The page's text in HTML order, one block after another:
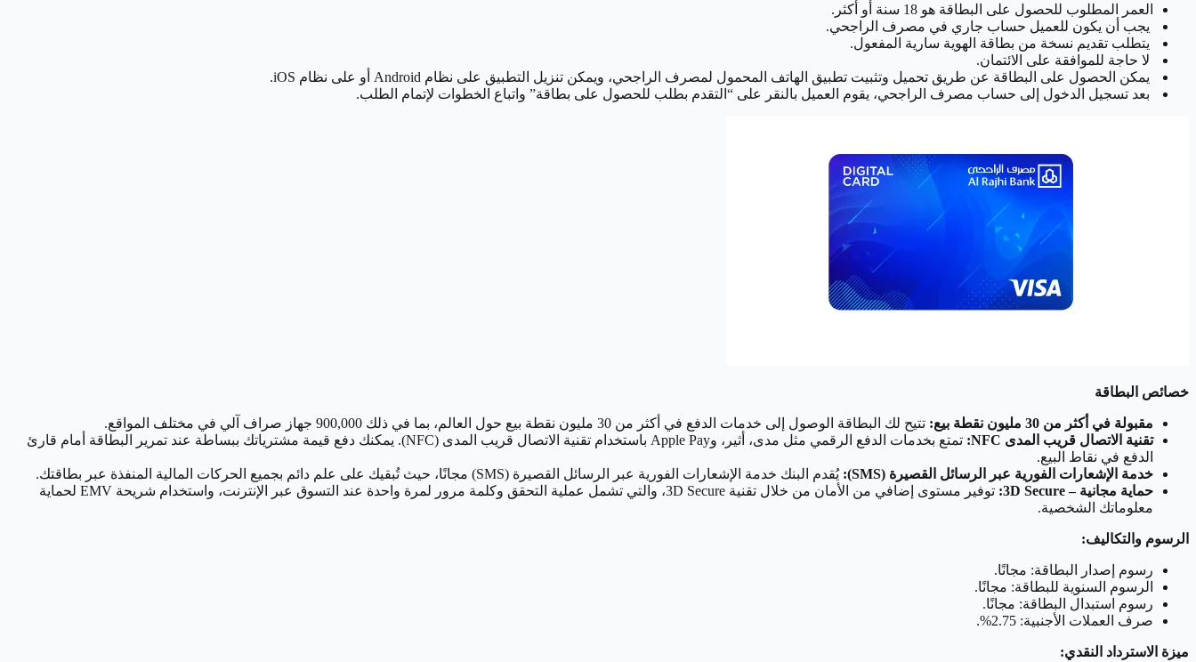
العمر المطلوب للحصول على البطاقة هو 18 سنة أو أكثر.
يجب أن يكون للعميل حساب جاري في مصرف الراجحي.
يتطلب تقديم نسخة من بطاقة الهوية سارية المفعول.
لا حاجة للموافقة على الائتمان.
يمكن الحصول على البطاقة عن طريق تحميل وتثبيت تطبيق الهاتف المحمول لمصرف الراجحي، ويمكن تنزيل التطبيق على نظام Android أو على نظام iOS.
بعد تسجيل الدخول إلى حساب مصرف الراجحي، يقوم العميل بالنقر على “التقدم بطلب للحصول على بطاقة” واتباع الخطوات لإتمام الطلب.
خصائص البطاقة
مقبولة في أكثر من 30 مليون نقطة بيع:
تتيح لك البطاقة الوصول إلى خدمات الدفع في أكثر من 30 مليون نقطة بيع حول العالم، بما في ذلك 900,000 جهاز صراف آلي في مختلف المواقع.
تقنية الاتصال قريب المدى NFC:
تمتع بخدمات الدفع الرقمي مثل مدى، أثير، وApple Pay باستخدام تقنية الاتصال قريب المدى (NFC). يمكنك دفع قيمة مشترياتك ببساطة عند تمرير البطاقة أمام قارئ
الدفع في نقاط البيع.
خدمة الإشعارات الفورية عبر الرسائل القصيرة (SMS):
يُقدم البنك خدمة الإشعارات الفورية عبر الرسائل القصيرة (SMS) مجانًا، حيث تُبقيك على علم دائم بجميع الحركات المالية المنفذة عبر بطاقتك.
حماية مجانية – 3D Secure:
توفير مستوى إضافي من الأمان من خلال تقنية 3D Secure، والتي تشمل عملية التحقق وكلمة مرور لمرة واحدة عند التسوق عبر الإنترنت، واستخدام شريحة EMV لحماية
معلوماتك الشخصية.
الرسوم والتكاليف:
رسوم إصدار البطاقة: مجانًا.
الرسوم السنوية للبطاقة: مجانًا.
رسوم استبدال البطاقة: مجانًا.
صرف العملات الأجنبية: 2.75%.
ميزة الاسترداد النقدي: